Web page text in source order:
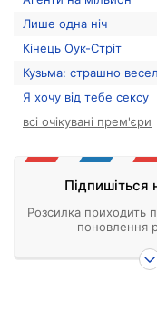
Лише одна ніч
Кінець Оук-Стріт
Кузьма: страшно
Я хочу від тебе сексу
всі очікувані прем'єри
Підпишіться
Розсилка приходить
поновлення